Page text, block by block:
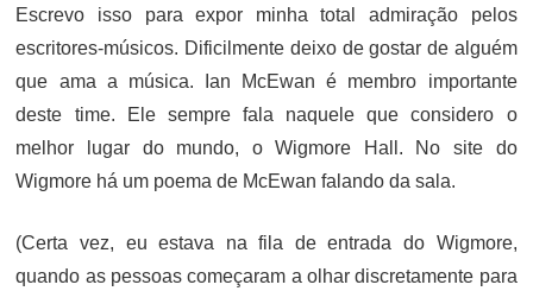
Escrevo isso para expor minha total admiração pelos
escritores-músicos. Dificilmente deixo de gostar de alguém
que ama a música. Ian McEwan é membro importante
deste time. Ele sempre fala naquele que considero o
melhor lugar do mundo, o Wigmore Hall. No site do
Wigmore há um poema de McEwan falando da sala.
(Certa vez, eu estava na fila de entrada do Wigmore,
quando as pessoas começaram a olhar discretamente para